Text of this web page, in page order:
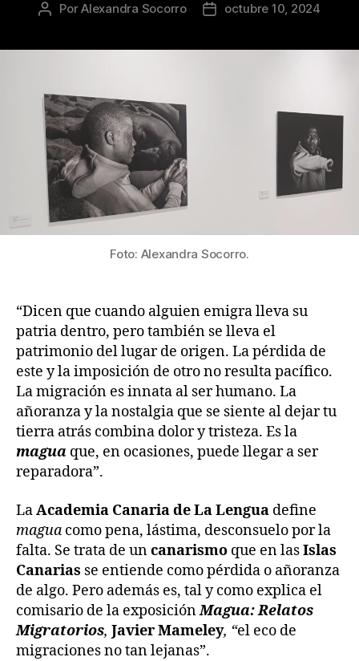
Autor
PorAlexandra Socorro
Fechaoctubre 10, 2024
Foto: Alexandra Socorro.
“Dicen que cuando alguien emigra lleva su
patria dentro, pero también se lleva el
patrimonio del lugar de origen. La pérdida de
este y la imposición de otro no resulta pacífico.
La migración es innata al ser humano. La
añoranza y la nostalgia que se siente al dejar tu
tierra atrás combina dolor y tristeza. Es la
magua que, en ocasiones, puede llegar a ser
reparadora”.
LaAcademia Canaria de La Lengua define
magua como pena, lástima, desconsuelo por la
falta. Se trata de uncanarismo que en lasIslas
Canarias se entiende como pérdida o añoranza
de algo. Pero además es, tal y como explica el
comisario de la exposiciónMagua: Relatos
Migratorios, Javier Mameley, “el eco de
migraciones no tan lejanas”.